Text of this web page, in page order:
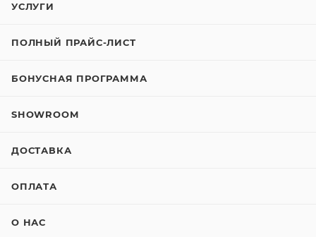
УСЛУГИ
ПОЛНЫЙ ПРАЙС-ЛИСТ
БОНУСНАЯ ПРОГРАММА
SHOWROOM
ДОСТАВКА
ОПЛАТА
О НАС